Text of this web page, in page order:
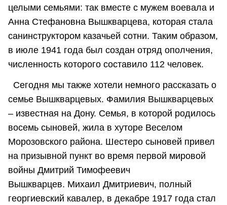
целыми семьями: так вместе с мужем воевала и
Анна Стефановна Вышкварцева, которая стала
санинструктором казачьей сотни. Таким образом,
в июле 1941 года был создан отряд ополчения,
численность которого составило 112 человек.
Сегодня мы также хотели немного рассказать о
семье Вышкварцевых. Фамилия Вышкварцевых
– известная на Дону. Семья, в которой родилось
восемь сыновей, жила в хуторе Веселом
Морозовского района. Шестеро сыновей привел
на призывной пункт во время первой мировой
войны Дмитрий Тимофеевич
Вышкварцев. Михаил Дмитриевич, полный
георгиевский кавалер, в декабре 1917 года стал